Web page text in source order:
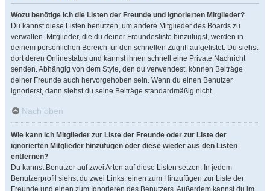
Wozu benötige ich die Listen der Freunde und ignorierten Mitglieder?
Du kannst diese Listen benutzen, um andere Mitglieder des Boards zu
verwalten. Mitglieder, die du deiner Freundesliste hinzufügst, werden in
deinem persönlichen Bereich für den schnellen Zugriff aufgelistet. Du siehst
dort deren Onlinestatus und kannst ihnen schnell eine Private Nachricht
senden. Abhängig von dem Style, den du verwendest, können Beiträge
deiner Freunde auch hervorgehoben sein. Wenn du einen Benutzer
ignorierst, dann siehst du seine Beiträge standardmäßig nicht.
Nach oben
Wie kann ich Mitglieder zur Liste der Freunde oder zur Liste der
ignorierten Mitglieder hinzufügen oder diese wieder aus den Listen
entfernen?
Du kannst Benutzer auf zwei Arten auf diese Listen setzen: In jedem
Benutzerprofil siehst du zwei Links: einen zum Hinzufügen zur Liste der
Freunde und einen zum Ignorieren des Benutzers. Außerdem kannst du im